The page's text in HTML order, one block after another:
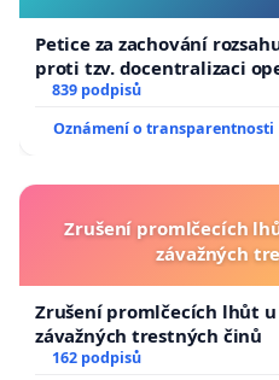
Petice za zachování
proti tzv. docentralizaci
839 podpisů
Oznámení o transparentnosti
Zrušení promlčecích
závažných
Zrušení promlčecích lhůt u
závažných trestných činů
162 podpisů